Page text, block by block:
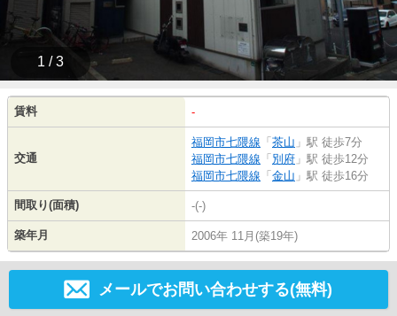
1 / 3
賃料 -
交通
福岡市七隈線 「 茶山 」駅 徒歩7分
福岡市七隈線 「 別府 」駅 徒歩12分
福岡市七隈線 「 金山 」駅 徒歩16分
間取り(面積) -(-)
築年月 2006年 11月(築19年)
メールでお問い合わせする(無料)